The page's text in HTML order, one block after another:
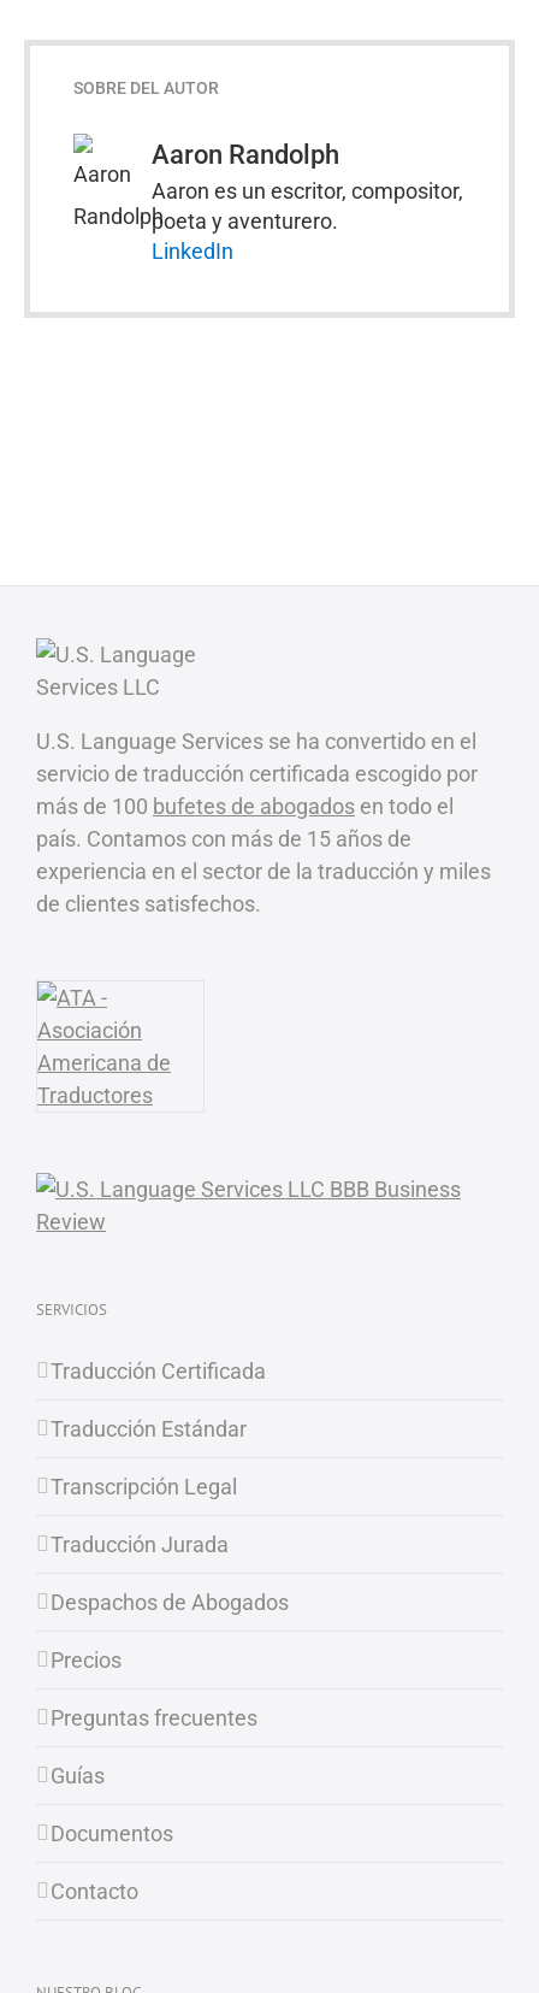
SOBRE DEL AUTOR
Aaron Randolph
Aaron es un escritor, compositor,
poeta y aventurero.
LinkedIn
U.S. Language Services se ha convertido en el
servicio de traducción certificada escogido por
más de 100 bufetes de abogados en todo el
país. Contamos con más de 15 años de
experiencia en el sector de la traducción y miles
de clientes satisfechos.
SERVICIOS
Traducción Certificada
Traducción Estándar
Transcripción Legal
Traducción Jurada
Despachos de Abogados
Precios
Preguntas frecuentes
Guías
Documentos
Contacto